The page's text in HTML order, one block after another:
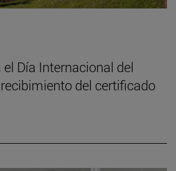
Día Internacional del
del certificado